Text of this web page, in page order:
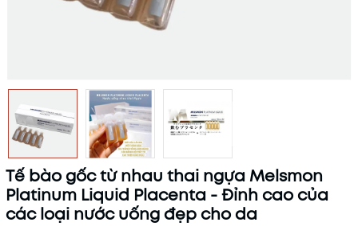
Tế bào gốc từ nhau thai ngựa Melsmon
Platinum Liquid Placenta - Đỉnh cao của
các loại nước uống đẹp cho da